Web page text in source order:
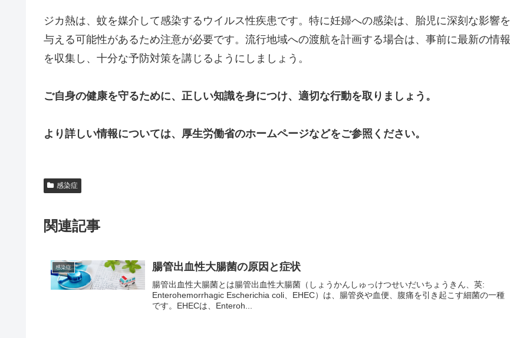
ジカ熱は、蚊を媒介して感染するウイルス性疾患です。特に妊婦への感染は、胎児に深刻な影響を
与える可能性があるため注意が必要です。流行地域への渡航を計画する場合は、事前に最新の情報
を収集し、十分な予防対策を講じるようにしましょう。
ご自身の健康を守るために、正しい知識を身につけ、適切な行動を取りましょう。
より詳しい情報については、厚生労働省のホームページなどをご参照ください。
感染症
関連記事
感染症 腸管出血性大腸菌の原因と症状
腸管出血性大腸菌とは腸管出血性大腸菌（しょうかんしゅっけつせいだいちょうきん、英:
Enterohemorrhagic Escherichia coli、EHEC）は、腸管炎や血便、腹痛を引き起こす細菌の一種
です。EHECは、Enteroh...